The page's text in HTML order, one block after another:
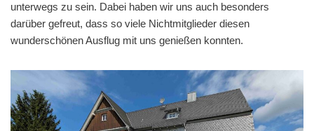
unterwegs zu sein. Dabei haben wir uns auch besonders
darüber gefreut, dass so viele Nichtmitglieder diesen
wunderschönen Ausflug mit uns genießen konnten.